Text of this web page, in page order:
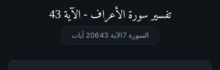
تفسير سورة الأعراف - الآية 43
السورة 7 الآية 43 206 آيات